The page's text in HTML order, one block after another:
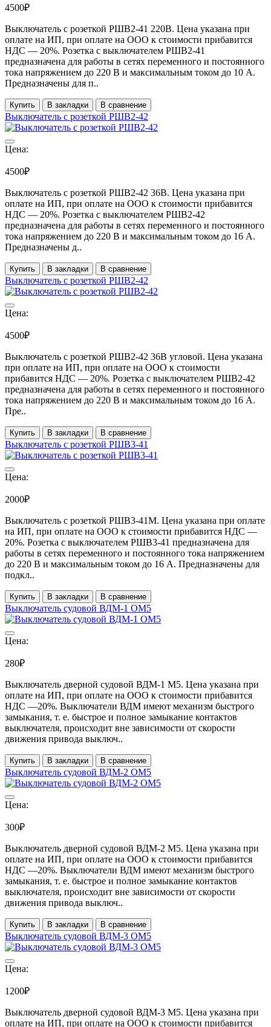
4500₽
Выключатель с розеткой РШВ2-41 220В. Цена указана при
оплате на ИП, при оплате на ООО к стоимости прибавится
НДС ― 20%. Розетка с выключателем РШВ2-41
предназначена для работы в сетях переменного и постоянного
тока напряжением до 220 В и максимальным током до 10 А.
Предназначены для п..
Купить В закладки В сравнение
Выключатель с розеткой РШВ2-42
Цена:
4500₽
Выключатель с розеткой РШВ2-42 36В. Цена указана при
оплате на ИП, при оплате на ООО к стоимости прибавится
НДС ― 20%. Розетка с выключателем РШВ2-42
предназначена для работы в сетях переменного и постоянного
тока напряжением до 220 В и максимальным током до 16 А.
Предназначены д..
Купить В закладки В сравнение
Выключатель с розеткой РШВ2-42
Цена:
4500₽
Выключатель с розеткой РШВ2-42 36В угловой. Цена указана
при оплате на ИП, при оплате на ООО к стоимости
прибавится НДС ― 20%. Розетка с выключателем РШВ2-42
предназначена для работы в сетях переменного и постоянного
тока напряжением до 220 В и максимальным током до 16 А.
Пре..
Купить В закладки В сравнение
Выключатель с розеткой РШВ3-41
Цена:
2000₽
Выключатель с розеткой РШВ3-41М. Цена указана при оплате
на ИП, при оплате на ООО к стоимости прибавится НДС ―
20%. Розетка с выключателем РШВ3-41 предназначена для
работы в сетях переменного и постоянного тока напряжением
до 220 В и максимальным током до 16 А. Предназначены для
подкл..
Купить В закладки В сравнение
Выключатель судовой ВДМ-1 ОМ5
Цена:
280₽
Выключатель дверной судовой ВДМ-1 М5. Цена указана при
оплате на ИП, при оплате на ООО к стоимости прибавится
НДС ―20%. Выключатели ВДМ имеют механизм быстрого
замыкания, т. е. быстрое и полное замыкание контактов
выключателя, происходит вне зависимости от скорости
движения привода выключ..
Купить В закладки В сравнение
Выключатель судовой ВДМ-2 ОМ5
Цена:
300₽
Выключатель дверной судовой ВДМ-2 М5. Цена указана при
оплате на ИП, при оплате на ООО к стоимости прибавится
НДС ―20%. Выключатели ВДМ имеют механизм быстрого
замыкания, т. е. быстрое и полное замыкание контактов
выключателя, происходит вне зависимости от скорости
движения привода выключ..
Купить В закладки В сравнение
Выключатель судовой ВДМ-3 ОМ5
Цена:
1200₽
Выключатель дверной судовой ВДМ-3 М5. Цена указана при
оплате на ИП, при оплате на ООО к стоимости прибавится